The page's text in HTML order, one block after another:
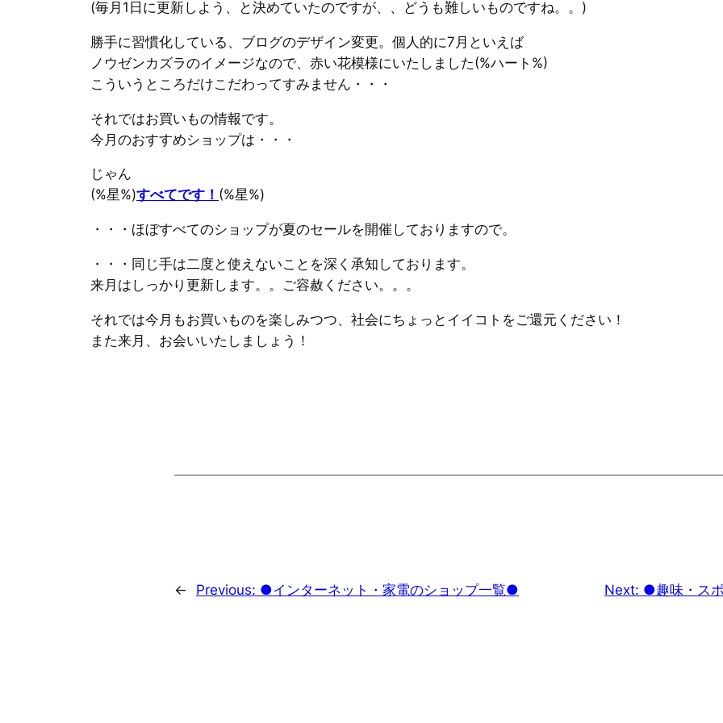
(毎月1日に更新しよう、と決めていたのですが、、どうも難しいものですね。。)
勝手に習慣化している、ブログのデザイン変更。個人的に7月といえば
ノウゼンカズラのイメージなので、赤い花模様にいたしました(%ハート%)
こういうところだけこだわってすみません・・・
それではお買いもの情報です。
今月のおすすめショップは・・・
じゃん
(%星%)すべてです！ (%星%)
・・・ほぼすべてのショップが夏のセールを開催しておりますので。
・・・同じ手は二度と使えないことを深く承知しております。
来月はしっかり更新します。。ご容赦ください。。。
それでは今月もお買いものを楽しみつつ、社会にちょっとイイコトをご還元ください！
また来月、お会いいたしましょう！
← Previous: ●インターネット・家電のショップ一覧● Next: ●趣味・ス